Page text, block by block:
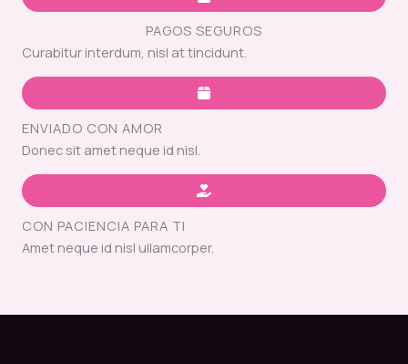
PAGOS SEGUROS
Curabitur interdum, nisl at tincidunt.
ENVIADO CON AMOR
Donec sit amet neque id nisl.
CON PACIENCIA PARA TI
Amet neque id nisl ullamcorper.